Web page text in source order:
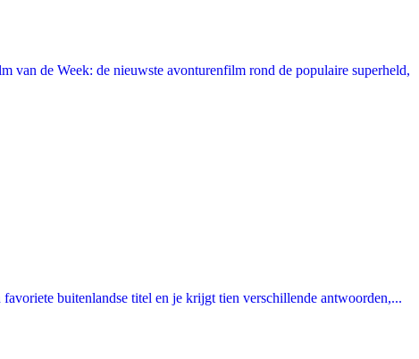
van de Week: de nieuwste avonturenfilm rond de populaire superheld,
buitenlandse titel en je krijgt tien verschillende antwoorden,...